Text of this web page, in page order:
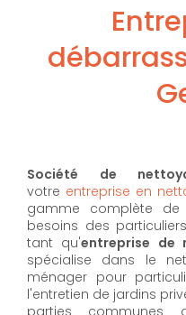
Société de
votre entreprise en
gamme complète
besoins des
tant qu'entreprise de
spécialise dans le
ménager pour
l'entretien de jardins
parties communes